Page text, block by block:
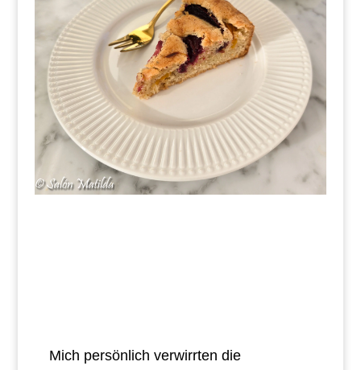
Mich persönlich verwirrten die